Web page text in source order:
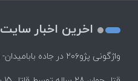
اخرین اخبار سایت
واژگونی پژو۲۰۶ در جاده بابامیدان- نورآباد با ۳ مصدوم